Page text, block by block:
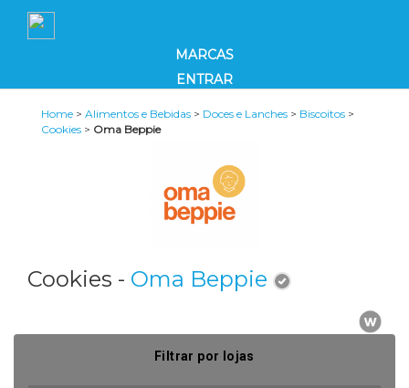
MARCAS
ENTRAR
Home > Alimentos e Bebidas > Doces e Lanches > Biscoitos >
Cookies > Oma Beppie
Cookies - Oma Beppie